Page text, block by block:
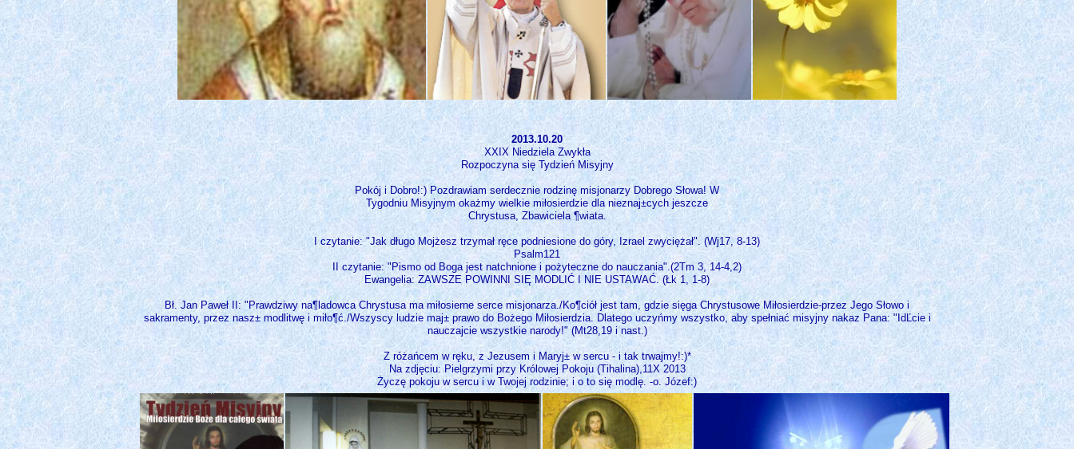
2013.10.20
XXIX Niedziela Zwykła
Rozpoczyna się Tydzień Misyjny
Pokój i Dobro!:) Pozdrawiam serdecznie rodzinę misjonarzy Dobrego Słowa! W
Tygodniu Misyjnym okażmy wielkie miłosierdzie dla nieznaj±cych jeszcze
Chrystusa, Zbawiciela ¶wiata.
I czytanie: "Jak długo Mojżesz trzymał ręce podniesione do góry, Izrael zwyciężał". (Wj17, 8-13)
Psalm121
II czytanie: "Pismo od Boga jest natchnione i pożyteczne do nauczania".(2Tm 3, 14-4,2)
Ewangelia: ZAWSZE POWINNI SIĘ MODLIĆ I NIE USTAWAĆ. (Łk 1, 1-8)
Bł. Jan Paweł II: "Prawdziwy na¶ladowca Chrystusa ma miłosierne serce misjonarza./Ko¶ciół jest tam, gdzie sięga Chrystusowe Miłosierdzie-przez Jego Słowo i
sakramenty, przez nasz± modlitwę i miło¶ć./Wszyscy ludzie maj± prawo do Bożego Miłosierdzia. Dlatego uczyńmy wszystko, aby spełniać misyjny nakaz Pana: "IdĽcie i
nauczajcie wszystkie narody!" (Mt28,19 i nast.)
Z różańcem w ręku, z Jezusem i Maryj± w sercu - i tak trwajmy!:)*
Na zdjęciu: Pielgrzymi przy Królowej Pokoju (Tihalina),11X 2013
Życzę pokoju w sercu i w Twojej rodzinie; i o to się modlę. -o. Józef:)